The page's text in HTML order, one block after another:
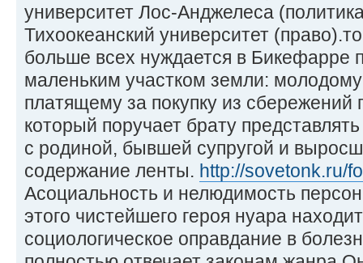
университет Лос-Анджелеса
Тихоокеанский университет
больше всех нуждается в Бикефарре
маленьким участком земли:
платящему за покупку из сбережений
который поручает брату
с родиной, бывшей супругой и
содержание ленты. http://sovetonk.ru/
Асоциальность и нелюдимость
этого чистейшего героя нуара
социологическое оправдание в